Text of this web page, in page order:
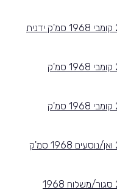
פולקסווגן טרנספורטר 2021 קומבי 1968 סמ'ק ידנית
פולקסווגן טרנספורטר 2021 קומבי 1968 סמ'ק
פולקסווגן טרנספורטר 2021 קומבי 1968 סמ'ק
פולקסווגן טרנספורטר 2021 ואן/נוסעים 1968 סמ'ק
פולקסווגן טרנספורטר 2021 סגור/משלוח 1968